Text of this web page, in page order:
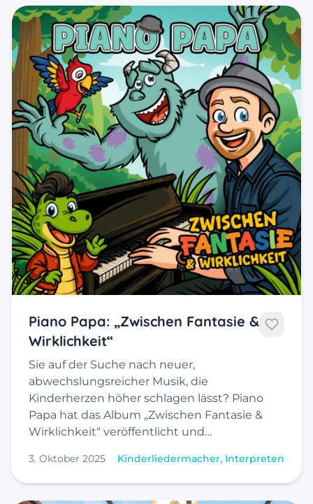
Piano Papa: „Zwischen Fantasie &
Wirklichkeit“
Sie auf der Suche nach neuer,
abwechslungsreicher Musik, die
Kinderherzen höher schlagen lässt? Piano
Papa hat das Album „Zwischen Fantasie &
Wirklichkeit“ veröffentlicht und…
3. Oktober 2025 Kinderliedermacher, Interpreten